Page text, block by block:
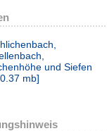
und Siefen
0.37 mb]